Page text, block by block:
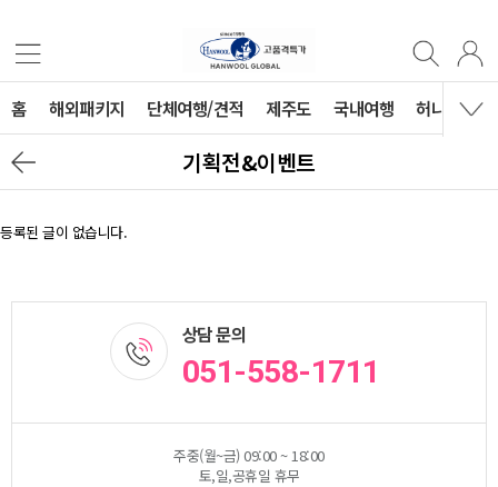
홈 해외패키지 단체여행/견적 제주도 국내여행 허니문
기획전&이벤트
등록된 글이 없습니다.
상담 문의
051-558-1711
주중(월~금) 09:00 ~ 18:00
토,일,공휴일 휴무